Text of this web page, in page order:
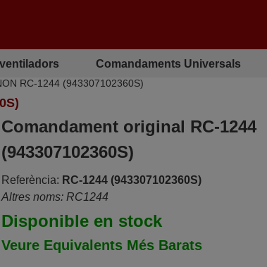
Comandaments Universals
RC-1244 (943307102360S)
Comandament original RC-1244
(943307102360S)
Referència: RC-1244 (943307102360S)
Altres noms: RC1244
Disponible en stock
Veure Equivalents Més Barats